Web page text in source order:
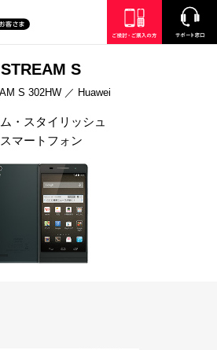
STREAM S
S 302HW ／ Huawei
・スタイリッシュ
スマートフォン